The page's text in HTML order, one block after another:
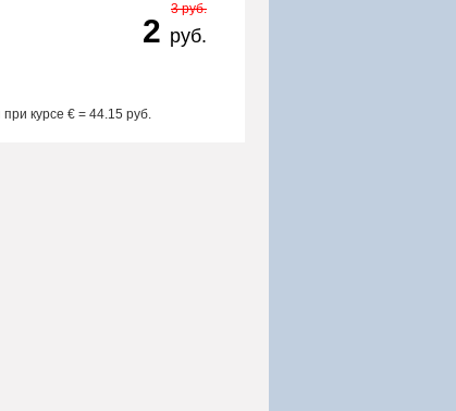
3 руб.
2 руб.
курсе € = 44.15 руб.